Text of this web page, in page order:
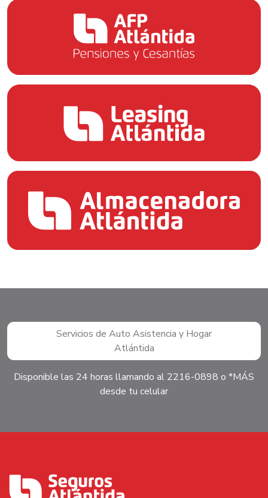
Servicios de Auto Asistencia y Hogar
Atlántida
Disponible las 24 horas llamando al 2216-0898 o *MÁS
desde tu celular